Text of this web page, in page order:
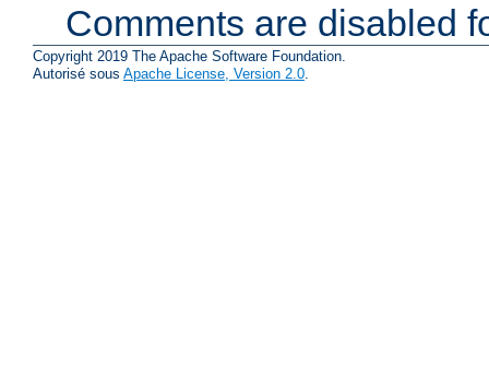
Comments are disabled
Copyright 2019 The Apache Software Foundation.
Autorisé sous Apache License, Version 2.0.